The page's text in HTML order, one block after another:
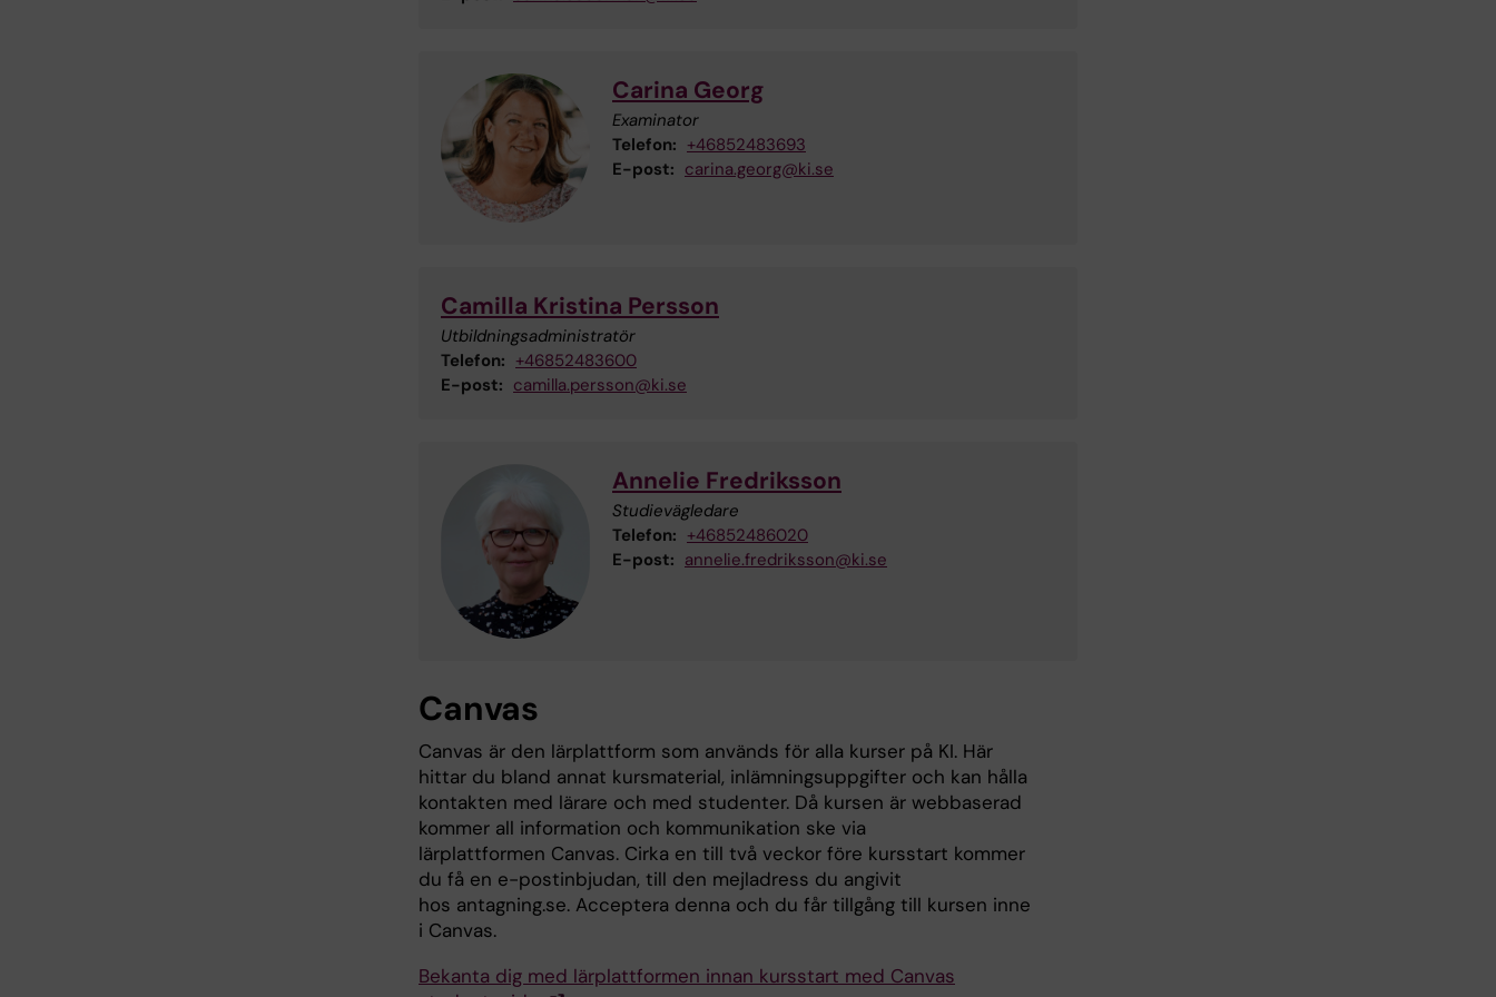
Carina Georg
Examinator
Telefon: +46852483693
E-post: carina.georg@ki.se
Camilla Kristina Persson
Utbildningsadministratör
Telefon: +46852483600
E-post: camilla.persson@ki.se
Annelie Fredriksson
Studievägledare
Telefon: +46852486020
E-post: annelie.fredriksson@ki.se
Canvas
Canvas är den lärplattform som används för alla kurser på KI. Här
hittar du bland annat kursmaterial, inlämningsuppgifter och kan hålla
kontakten med lärare och med studenter. Då kursen är webbaserad
kommer all information och kommunikation ske via
lärplattformen Canvas. Cirka en till två veckor före kursstart kommer
du få en e-postinbjudan, till den mejladress du angivit
hos antagning.se. Acceptera denna och du får tillgång till kursen inne
i Canvas.
Bekanta dig med lärplattformen innan kursstart med Canvas